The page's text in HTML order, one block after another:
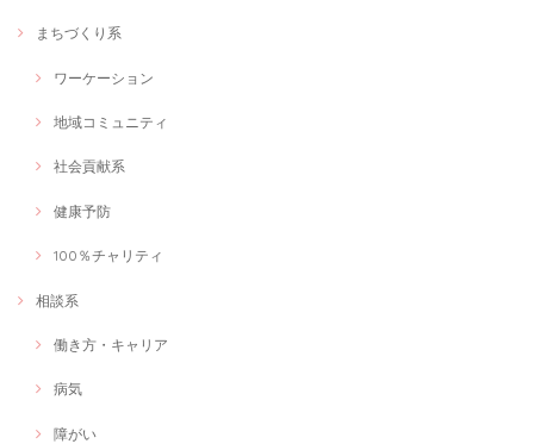
2021/03/06
オンライン会議が増えたり、マスクで話をする機会が増えたため、話出
しからしっかり相手に伝わる声の出し方を学びたいと思い、このセッシ
ンを通して自分自身で変化を感じられるぐらいの激変で、正直びっくり
く伝えていただきとても満足です。 教えていただいたトレーニングをし
て、自信を持って発言できるようになりました！ ステキなセッションあ
りがとうございました。
まちづくり系
ワーケーション
地域コミュニティ
社会貢献系
健康予防
100％チャリティ
相談系
働き方・キャリア
病気
障がい